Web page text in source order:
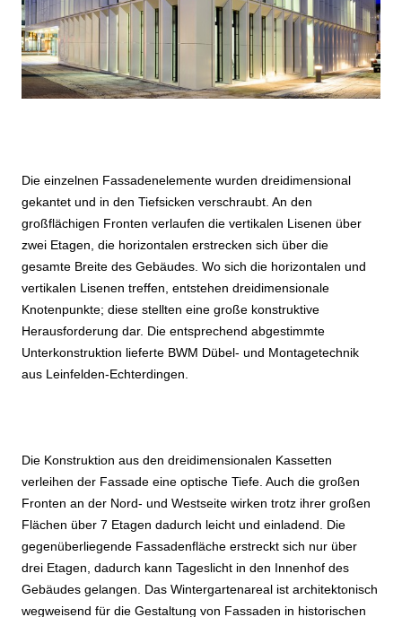
Die einzelnen Fassadenelemente wurden dreidimensional
gekantet und in den Tiefsicken verschraubt. An den
großflächigen Fronten verlaufen die vertikalen Lisenen über
zwei Etagen, die horizontalen erstrecken sich über die
gesamte Breite des Gebäudes. Wo sich die horizontalen und
vertikalen Lisenen treffen, entstehen dreidimensionale
Knotenpunkte; diese stellten eine große konstruktive
Herausforderung dar. Die entsprechend abgestimmte
Unterkonstruktion lieferte BWM Dübel- und Montagetechnik
aus Leinfelden-Echterdingen.
Die Konstruktion aus den dreidimensionalen Kassetten
verleihen der Fassade eine optische Tiefe. Auch die großen
Fronten an der Nord- und Westseite wirken trotz ihrer großen
Flächen über 7 Etagen dadurch leicht und einladend. Die
gegenüberliegende Fassadenfläche erstreckt sich nur über
drei Etagen, dadurch kann Tageslicht in den Innenhof des
Gebäudes gelangen. Das Wintergartenareal ist architektonisch
wegweisend für die Gestaltung von Fassaden in historischen